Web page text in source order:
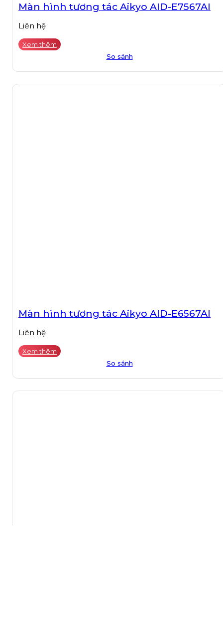
Màn hình tương tác Aikyo AID-E7567AI
Liên hệ
Xem thêm
So sánh
Màn hình tương tác Aikyo AID-E6567AI
Liên hệ
Xem thêm
So sánh